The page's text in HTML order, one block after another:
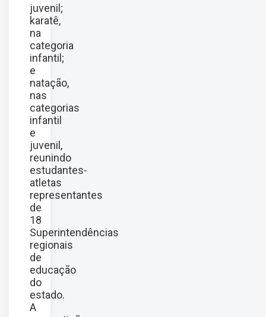
juvenil;
karatê,
na
categoria
infantil;
e
natação,
nas
categorias
infantil
e
juvenil,
reunindo
estudantes-
atletas
representantes
de
18
Superintendências
regionais
de
educação
do
estado.
A